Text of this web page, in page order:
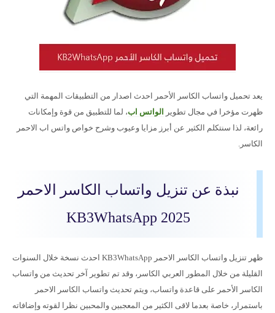
يعد تحميل واتساب الكاسر الأحمر احدث اصدار من التطبيقات المهمة التي
ظهرت مؤخرا في مجال تطوير
الواتس اب، لما للتطبيق من قوة وإمكانات
رائعة، لذا سنتكلم الكثير عن أبرز مزايا وعيوب وشرح خواص واتس اب الاحمر
الكاسر.
نبذة عن تنزيل واتساب الكاسر الاحمر
KB3WhatsApp 2025
ظهر تنزيل واتساب الكاسر الاحمر KB3WhatsApp احدث نسخة خلال السنوات
القليلة من خلال المطور العربي الكاسر، وقد تم تطوير آخر تحديث من واتساب
الكاسر الأحمر على قاعدة واتساب، ويتم تحديث واتساب الكاسر الاحمر
باستمرار، خاصة بعدما لاقى الكثير من المعجبين والمحبين نظرا لقوته وإضافاته